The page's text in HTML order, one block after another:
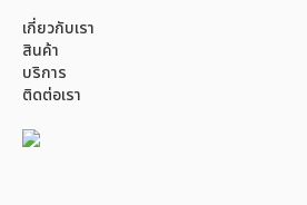
เกี่ยวกับเรา
สินค้า
บริการ
ติดต่อเรา